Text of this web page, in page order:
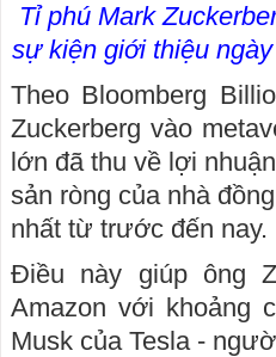
Tỉ phú Mark
sự kiện giới thiệu
Theo Bloomberg
Zuckerberg vào
lớn đã thu về lợi
sản ròng của nhà
nhất từ trước đến nay.
Điều này giúp ông
Amazon với khoảng
Musk của Tesla -